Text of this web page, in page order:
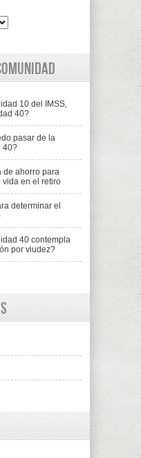
10 del IMSS,
40?
pasar de la
40?
de ahorro para
vida en el retiro
determinar el
40 contempla
por viudez?